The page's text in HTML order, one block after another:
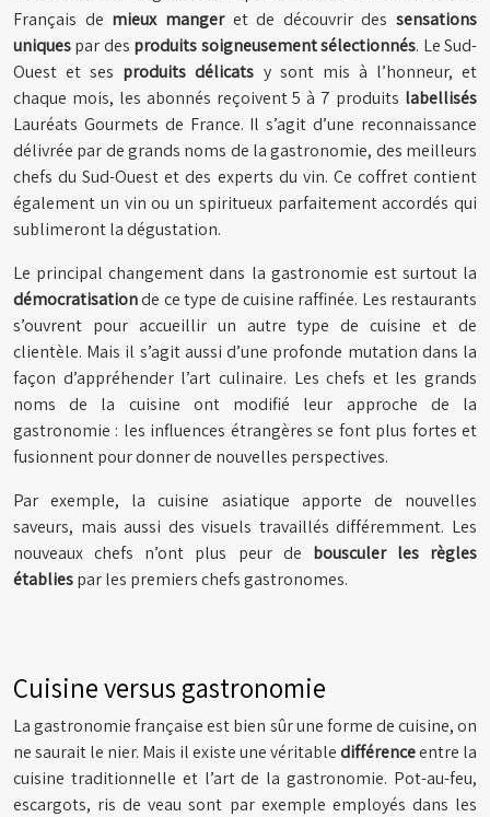
Français de mieux mangeret de découvrir des sensations
uniquespar des produits soigneusement sélectionnés. Le Sud-
Ouest et ses produits délicats y sont mis à l’honneur, et
chaque mois, les abonnés reçoivent 5 à 7 produits labellisés
Lauréats Gourmets de France. Il s’agit d’une reconnaissance
délivrée par de grands noms de la gastronomie, des meilleurs
chefs du Sud-Ouest et des experts du vin. Ce coffret contient
également un vin ou un spiritueux parfaitement accordés qui
sublimeront la dégustation.
Le principal changement dans la gastronomie est surtout la
démocratisationde ce type de cuisine raffinée. Les restaurants
s’ouvrent pour accueillir un autre type de cuisine et de
clientèle. Mais il s’agit aussi d’une profonde mutation dans la
façon d’appréhender l’art culinaire. Les chefs et les grands
noms de la cuisine ont modifié leur approche de la
gastronomie : les influences étrangères se font plus fortes et
fusionnent pour donner de nouvelles perspectives.
Par exemple, la cuisine asiatique apporte de nouvelles
saveurs, mais aussi des visuels travaillés différemment. Les
nouveaux chefs n’ont plus peur de bousculer les règles
établiespar les premiers chefs gastronomes.
Cuisine versus gastronomie
La gastronomie française est bien sûr une forme de cuisine, on
ne saurait le nier. Mais il existe une véritabledifférenceentre la
cuisine traditionnelle et l’art de la gastronomie. Pot-au-feu,
escargots, ris de veau sont par exemple employés dans les